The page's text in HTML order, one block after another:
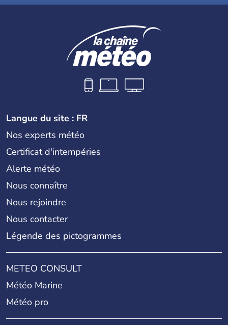
Langue du site : FR
Nos experts météo
Certificat d'intempéries
Alerte météo
Nous connaître
Nous rejoindre
Nous contacter
Légende des pictogrammes
METEO CONSULT
Météo Marine
Météo pro